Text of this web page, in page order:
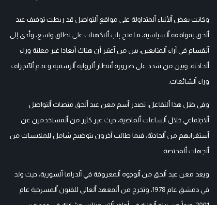
وكانت بعض ٱلأنباء ٱلمتداولة على مواقع ٱلتواصل قد ربطت توقيف عبد
ٱلحق بمواقفه ٱلسياسية، ما فتح باب ٱلتكهنات على نطاق واسع، وأدى إلى
ٱنقسام في آراء ٱلمتابعين، بين من ٱعتبر أن هناك أبعادا غير معلنة وراء
ٱلحادثة، وبين من شدد على ضرورة ٱنتظار ٱلرواية ٱلرسمية وعدم ٱلٱنجراف
وراء ٱلشائعات.
وفي ظل هذا ٱلتفاعل، تصدر ٱسم معن عبد ٱلحق منصات ٱلتواصل
ٱلاجتماعي خلال ٱلساعات ٱلماضية، حيث عبر كثير من ٱلمستخدمين عن
ٱستغرابهم من ٱلحادثة، فيما طالب آخرون بتوضيح شامل للملابسات من
ٱلجهات ٱلمختصة.
ويعد معن عبد ٱلحق من ٱلوجوه ٱلمعروفة في ٱلدراما ٱلسورية، حيث ولد
في دمشق عام 1978، وتخرج من ٱلمعهد ٱلعالي للفنون ٱلمسرحية عام